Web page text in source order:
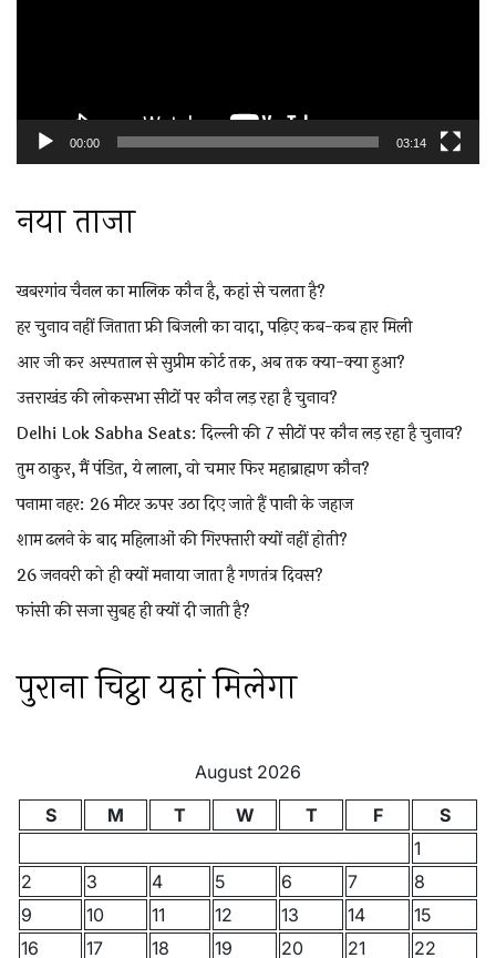
00:00 03:14
नया ताजा
खबरगांव चैनल का मालिक कौन है, कहां से चलता है?
हर चुनाव नहीं जिताता फ्री बिजली का वादा, पढ़िए कब-कब हार मिली
आर जी कर अस्पताल से सुप्रीम कोर्ट तक, अब तक क्या-क्या हुआ?
उत्तराखंड की लोकसभा सीटों पर कौन लड़ रहा है चुनाव?
Delhi Lok Sabha Seats: दिल्ली की 7 सीटों पर कौन लड़ रहा है चुनाव?
तुम ठाकुर, मैं पंडित, ये लाला, वो चमार फिर महाब्राह्मण कौन?
पनामा नहर: 26 मीटर ऊपर उठा दिए जाते हैं पानी के जहाज
शाम ढलने के बाद महिलाओं की गिरफ्तारी क्यों नहीं होती?
26 जनवरी को ही क्यों मनाया जाता है गणतंत्र दिवस?
फांसी की सजा सुबह ही क्यों दी जाती है?
पुराना चिट्ठा यहां मिलेगा
August 2026
S
M T W T F
S
1
2
3 4 5 6 7
8
9
10 11 12 13 14
15
16
17 18 19 20 21 22